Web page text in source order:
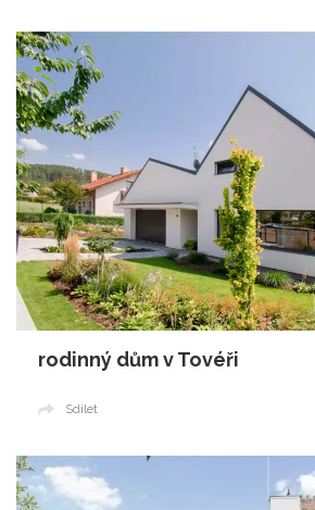
rodinný dům v Tovéři
Sdílet